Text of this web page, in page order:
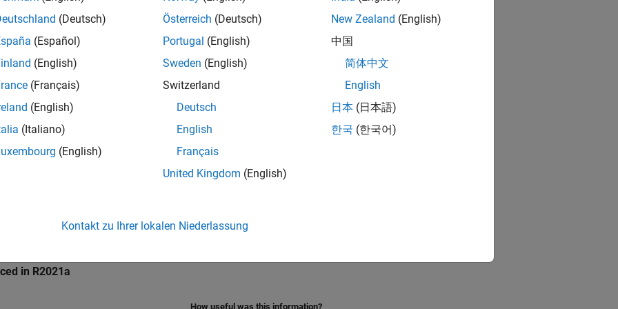
of holding registers.
Settings
in R2021a
How useful was this information?
(Deutsch)
(Español)
(English)
(Français)
(English)
(Italiano)
(English)
Österreich (Deutsch)
Portugal (English)
Sweden (English)
Switzerland
Deutsch
English
Français
United Kingdom (English)
New Zealand (English)
中国
简体中文
English
日本 (日本語)
한국 (한국어)
Kontakt zu Ihrer lokalen Niederlassung